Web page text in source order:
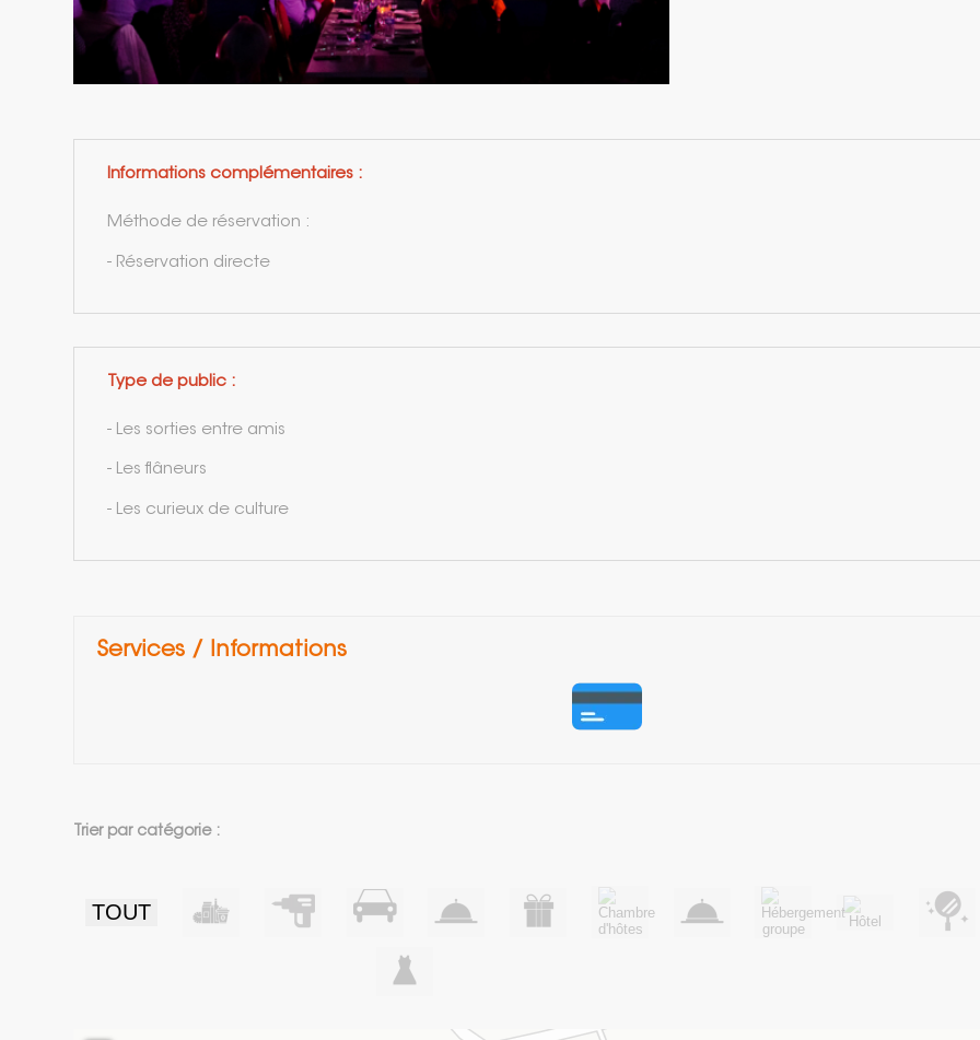
Informations complémentaires :
Méthode de réservation :
- Réservation directe
Type de public :
- Les sorties entre amis
- Les flâneurs
- Les curieux de culture
Services / Informations
Trier par catégorie :
TOUT